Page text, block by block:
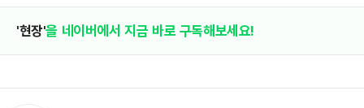
'현장'을 네이버에서 지금 바로 구독해보세요!